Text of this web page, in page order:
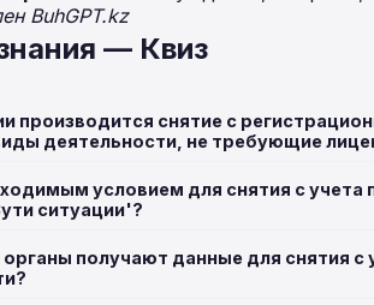
BuhGPT.kz
— Квиз
производится снятие с
деятельности, не требующие
условием для снятия с учета
ситуации'?
получают данные для снятия